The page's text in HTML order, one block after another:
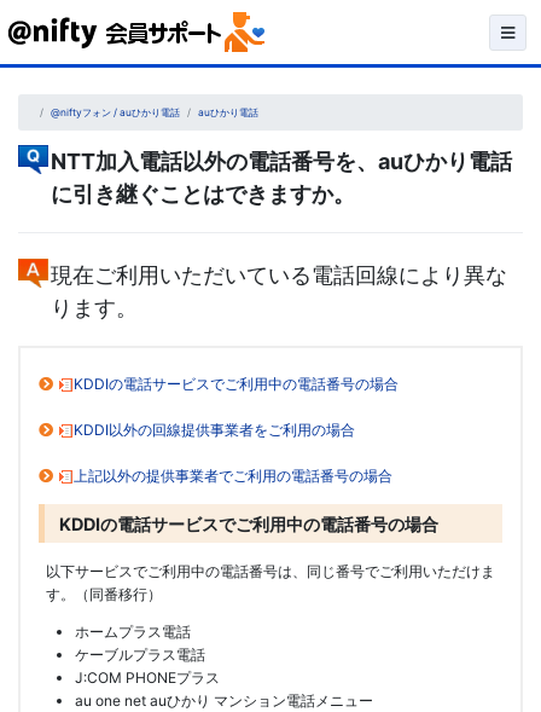
Skip
content @niftyフォン / auひかり電話 auひかり電話
NTT加入電話以外の電話番号を、auひかり電話
に引き継ぐことはできますか。
現在ご利用いただいている電話回線により異な
ります。
KDDIの電話サービスでご利用中の電話番号の場合
KDDI以外の回線提供事業者をご利用の場合
上記以外の提供事業者でご利用の電話番号の場合
KDDIの電話サービスでご利用中の電話番号の場合
以下サービスでご利用中の電話番号は、同じ番号でご利用いただけま
す。（同番移行）
ホームプラス電話
ケーブルプラス電話
J:COM PHONEプラス
au one net auひかり マンション電話メニュー